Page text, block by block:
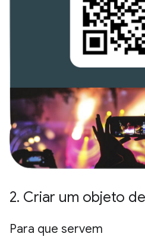
2. Criar um objeto
Para que servem